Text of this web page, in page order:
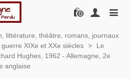
0
littérature, théâtre, romans, journaux
XIXe et XXe siècles >
Le
Hughes, 1962 - Allemagne, 2e
anglaise